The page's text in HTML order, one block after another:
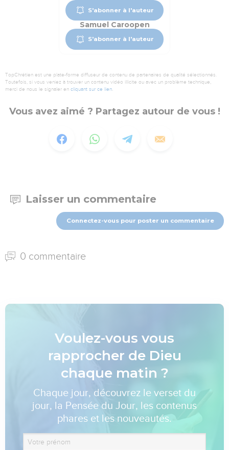
S'abonner à l'auteur
Samuel Caroopen
S'abonner à l'auteur
TopChrétien est une plate-forme diffuseur de contenu de partenaires de qualité sélectionnés.
Toutefois, si vous veniez à trouver un contenu vidéo illicite ou avec un problème technique,
merci de nous le signaler en cliquant sur ce lien
Vous avez aimé ? Partagez autour de vous !
Laisser un commentaire
Connectez-vous pour poster un commentaire
0 commentaire
Voulez-vous vous
rapprocher de Dieu
chaque matin ?
Chaque jour, découvrez le verset du
jour, la Pensée du Jour, les contenus
phares et les nouveautés.